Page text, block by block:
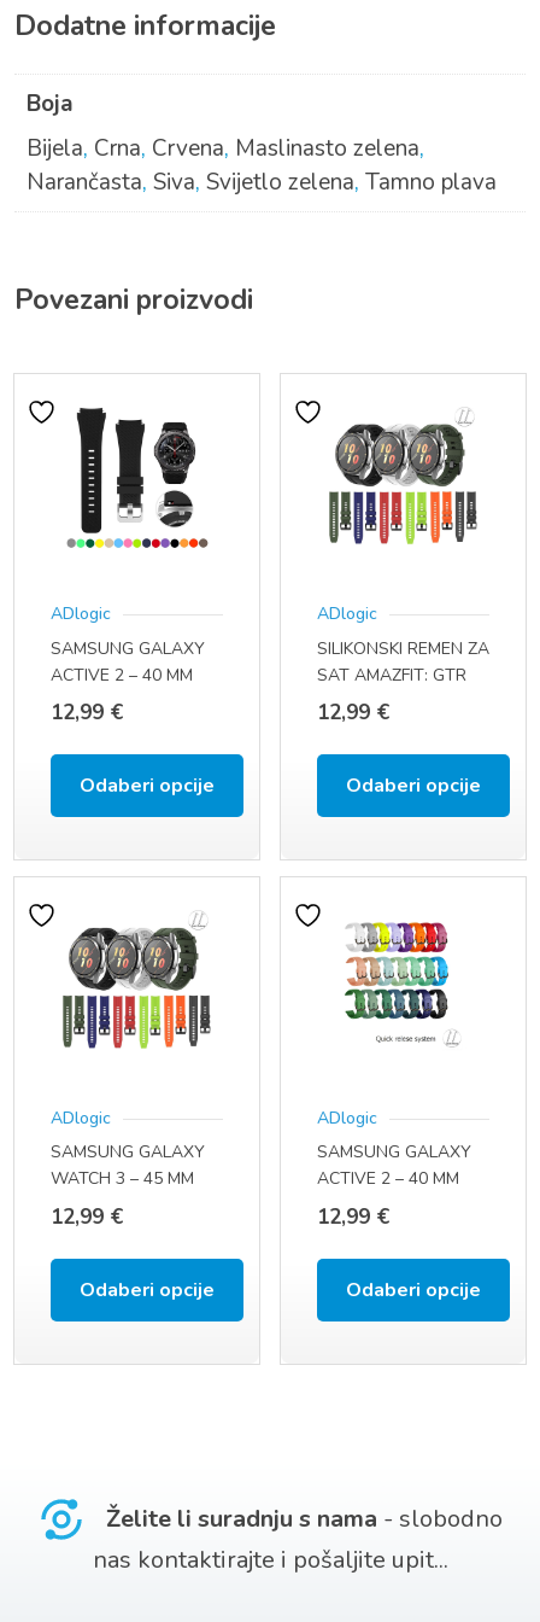
Dodatne informacije
Boja
Bijela, Crna, Crvena, Maslinasto zelena,
Narančasta, Siva, Svijetlo zelena, Tamno plava
Povezani proizvodi
ADlogic
SAMSUNG GALAXY
ACTIVE 2 – 40 MM
(SM-R830 / SM-R835)
ACTIVE 2 – 44 MM
(SM-R820 / SM-R825)
ACTIVE (SM-R500)
(20 MM)
12,99 €
Odaberi opcije
proizvod
ima
više
varijanti.
Opcije
mogu
odabrati
na
proizvoda
ADlogic
SILIKONSKI REMEN ZA
SAT AMAZFIT: GTR
47 MM (A1901), GTR
2, GTR 2E, GTR 3,
GTR 3 PRO, GTR 4 (22
MM)
12,99 €
Odaberi opcije
proizvod
ima
više
varijanti.
Opcije
mogu
odabrati
na
proizvoda
ADlogic
SAMSUNG GALAXY
WATCH 3 – 45 MM
(SM-R840 / SM-R845F
/ SM-R845U) (22 MM)
12,99 €
Odaberi opcije
varijanti.
Opcije
ADlogic
SAMSUNG GALAXY
ACTIVE 2 – 40 MM
(SM-R830 / SM-R835)
ACTIVE 2 – 44 MM
(SM-R820 / SM-R825)
ACTIVE (SM-R500)
(20 MM)
12,99 €
Odaberi opcije
Opcije
Želite li suradnju s nama - slobodno
nas kontaktirajte i pošaljite upit...